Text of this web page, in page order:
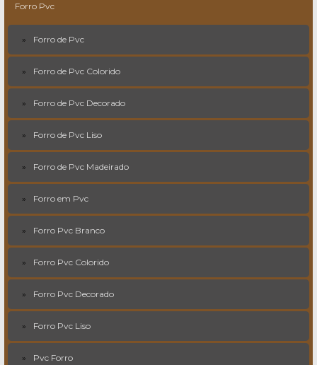
Forro Pvc
Forro de Pvc
Forro de Pvc Colorido
Forro de Pvc Decorado
Forro de Pvc Liso
Forro de Pvc Madeirado
Forro em Pvc
Forro Pvc Branco
Forro Pvc Colorido
Forro Pvc Decorado
Forro Pvc Liso
Pvc Forro